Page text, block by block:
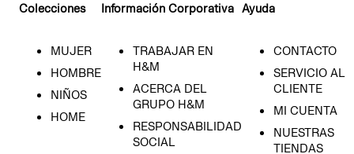
Colecciones
MUJER
HOMBRE
NIÑOS
HOME
Información Corporativa
TRABAJAR EN
H&M
ACERCA DEL
GRUPO H&M
RESPONSABILIDAD
SOCIAL
Ayuda
CONTACTO
SERVICIO AL
CLIENTE
MI CUENTA
NUESTRAS
TIENDAS